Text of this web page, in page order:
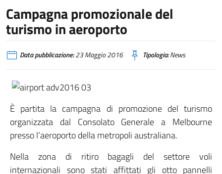
Campagna promozionale del
turismo in aeroporto
Data pubblicazione:23 Maggio 2016 Tipologia:News
È partita la campagna di promozione del turismo
organizzata dal Consolato Generale a Melbourne
presso l’aeroporto della metropoli australiana.
Nella zona di ritiro bagagli del settore voli
internazionali sono stati affittati gli otto pannelli